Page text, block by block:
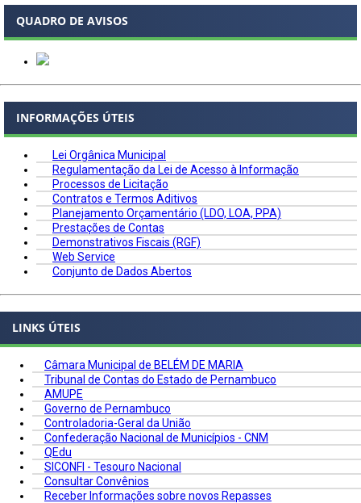
QUADRO DE AVISOS
INFORMAÇÕES ÚTEIS
Lei Orgânica Municipal
Regulamentação da Lei de Acesso à Informação
Processos de Licitação
Contratos e Termos Aditivos
Planejamento Orçamentário (LDO, LOA, PPA)
Prestações de Contas
Demonstrativos Fiscais (RGF)
Web Service
Conjunto de Dados Abertos
LINKS ÚTEIS
Câmara Municipal de BELÉM DE MARIA
Tribunal de Contas do Estado de Pernambuco
AMUPE
Governo de Pernambuco
Controladoria-Geral da União
Confederação Nacional de Municípios - CNM
QEdu
SICONFI - Tesouro Nacional
Consultar Convênios
Receber Informações sobre novos Repasses